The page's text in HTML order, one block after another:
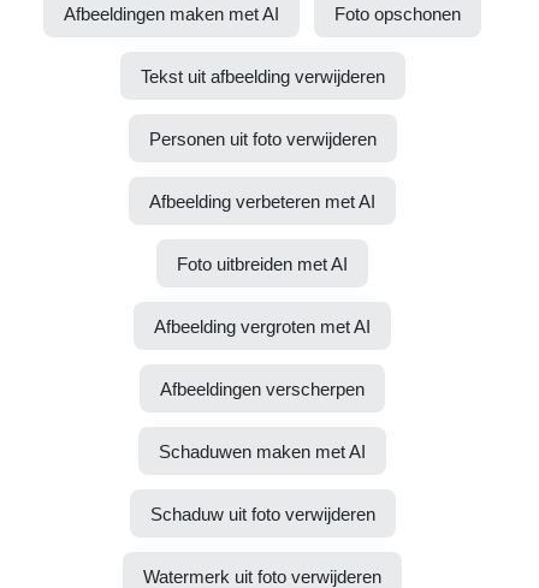
Afbeeldingen maken met AI Foto opschonen
Tekst uit afbeelding verwijderen
Personen uit foto verwijderen
Afbeelding verbeteren met AI
Foto uitbreiden met AI
Afbeelding vergroten met AI
Afbeeldingen verscherpen
Schaduwen maken met AI
Schaduw uit foto verwijderen
Watermerk uit foto verwijderen